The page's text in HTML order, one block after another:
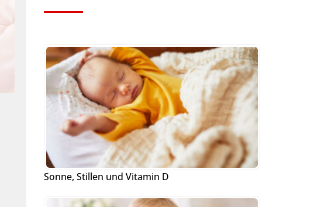
Sonne, Stillen und Vitamin D